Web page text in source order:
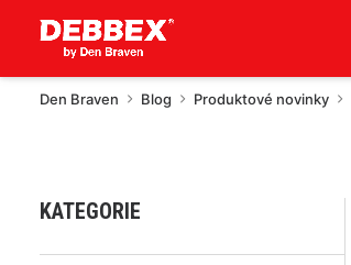
Den Braven Blog Produktové novinky
KATEGORIE